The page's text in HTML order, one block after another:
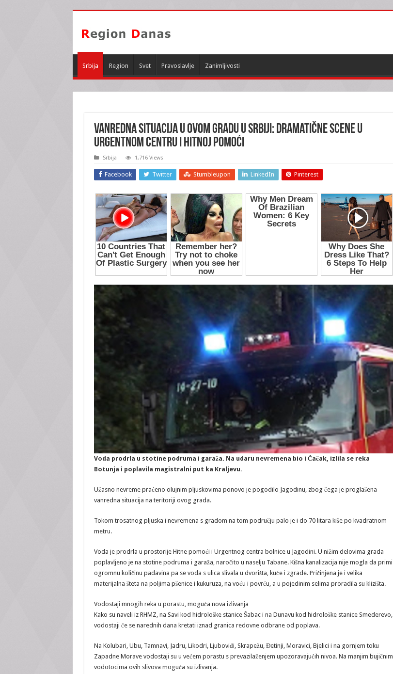
Srbija Region Svet Pravoslavlje Zanimljivosti
VANREDNA SITUACIJA U OVOM GRADU U SRBIJI: Dramatične scene u
Urgentnom centru i Hitnoj pomoći
Srbija 1,716 Views
Facebook Twitter Stumbleupon LinkedIn Pinterest
Voda prodrla u stotine podruma i garaža. Na udaru nevremena bio i Čačak, izlila se reka
Botunja i poplavila magistralni put ka Kraljevu.
Užasno nevreme praćeno olujnim pljuskovima ponovo je pogodilo Jagodinu, zbog čega je proglašena
vanredna situacija na teritoriji ovog grada.
Tokom trosatnog pljuska i nevremena s gradom na tom području palo je i do 70 litara kiše po kvadratnom
metru.
Voda je prodrla u prostorije Hitne pomoći i Urgentnog centra bolnice u Jagodini. U nižim delovima grada
poplavljeno je na stotine podruma i garaža, naročito u naselju Tabane. Kišna kanalizacija nije mogla da primi
ogromnu količinu padavina pa se voda s ulica slivala u dvorišta, kuće i zgrade. Pričinjena je i velika
materijalna šteta na poljima pšenice i kukuruza, na voću i povrću, a u pojedinim selima proradila su klizišta.
Vodostaji mnogih reka u porastu, moguća nova izlivanja
Kako su naveli iz RHMZ, na Savi kod hidrološke stanice Šabac i na Dunavu kod hidrološke stanice Smederevo,
vodostaji će se narednih dana kretati iznad granica redovne odbrane od poplava.
Na Kolubari, Ubu, Tamnavi, Jadru, Likodri, Ljuboviđi, Skrapežu, Đetinji, Moravici, Bjelici i na gornjem toku
Zapadne Morave vodostaji su u većem porastu s prevazilaženjem upozoravajućih nivoa. Na manjim bujičnim
vodotocima ovih slivova moguća su izlivanja.